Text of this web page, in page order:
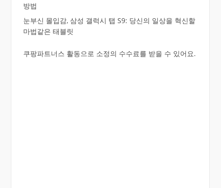
방법
눈부신 몰입감, 삼성 갤럭시 탭 S9: 당신의 일상을 혁신할
마법같은 태블릿
쿠팡파트너스 활동으로 소정의 수수료를 받을 수 있어요.